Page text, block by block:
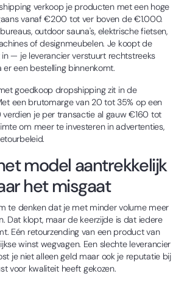
verkoop je producten met een hoge
vanaf €200 tot ver boven de €1.000.
outdoor sauna's, elektrische fietsen,
of designmeubelen. Je koopt de
— je leverancier verstuurt rechtstreeks
er een bestelling binnenkomt.
goedkoop dropshipping zit in de
een brutomarge van 20 tot 35% op een
je per transactie al gauw €160 tot
om meer te investeren in advertenties,
model aantrekkelijk
het misgaat
te denken dat je met minder volume meer
Dat klopt, maar de keerzijde is dat iedere
Eén retourzending van een product van
winst wegvagen. Een slechte leverancier
je niet alleen geld maar ook je reputatie bij
voor kwaliteit heeft gekozen.